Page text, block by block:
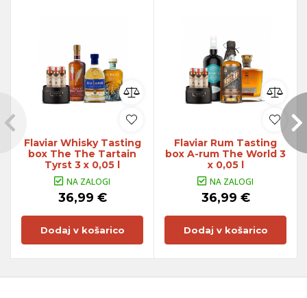
Flaviar Whisky Tasting
box The The Tartain
Tyrst 3 x 0,05 l
NA ZALOGI
36,99 €
Dodaj v košarico
Flaviar Rum Tasting
box A-rum The World 3
x 0,05 l
NA ZALOGI
36,99 €
Dodaj v košarico